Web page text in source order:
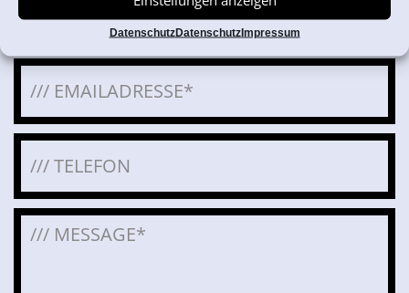
DatenschutzDatenschutzImpressum
Bitte lasse dieses Feld leer.